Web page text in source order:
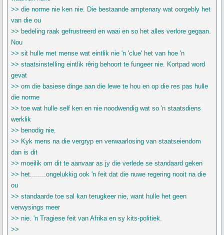
>> die norme nie ken nie. Die bestaande amptenary wat oorgebly het
van die ou
>> bedeling raak gefrustreerd en waai en so het alles verlore gegaan.
Nou
>> sit hulle met mense wat eintlik nie 'n 'clue' het van hoe 'n
>> staatsinstelling eintlik rêrig behoort te fungeer nie. Kortpad word
gevat
>> om die basiese dinge aan die lewe te hou en op die res pas hulle
die norme
>> toe wat hulle self ken en nie noodwendig wat so 'n staatsdiens
werklik
>> benodig nie.
>> Kyk mens na die vergryp en verwaarlosing van staatseiendom
dan is dit
>> moeilik om dit te aanvaar as jy die verlede se standaard geken
>> het........ongelukkig ook 'n feit dat die nuwe regering nooit na die
ou
>> standaarde toe sal kan terugkeer nie, want hulle het geen
verwysings meer
>> nie. 'n Tragiese feit van Afrika en sy kits-politiek.
>>